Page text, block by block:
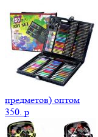
предметов) оптом
350. p